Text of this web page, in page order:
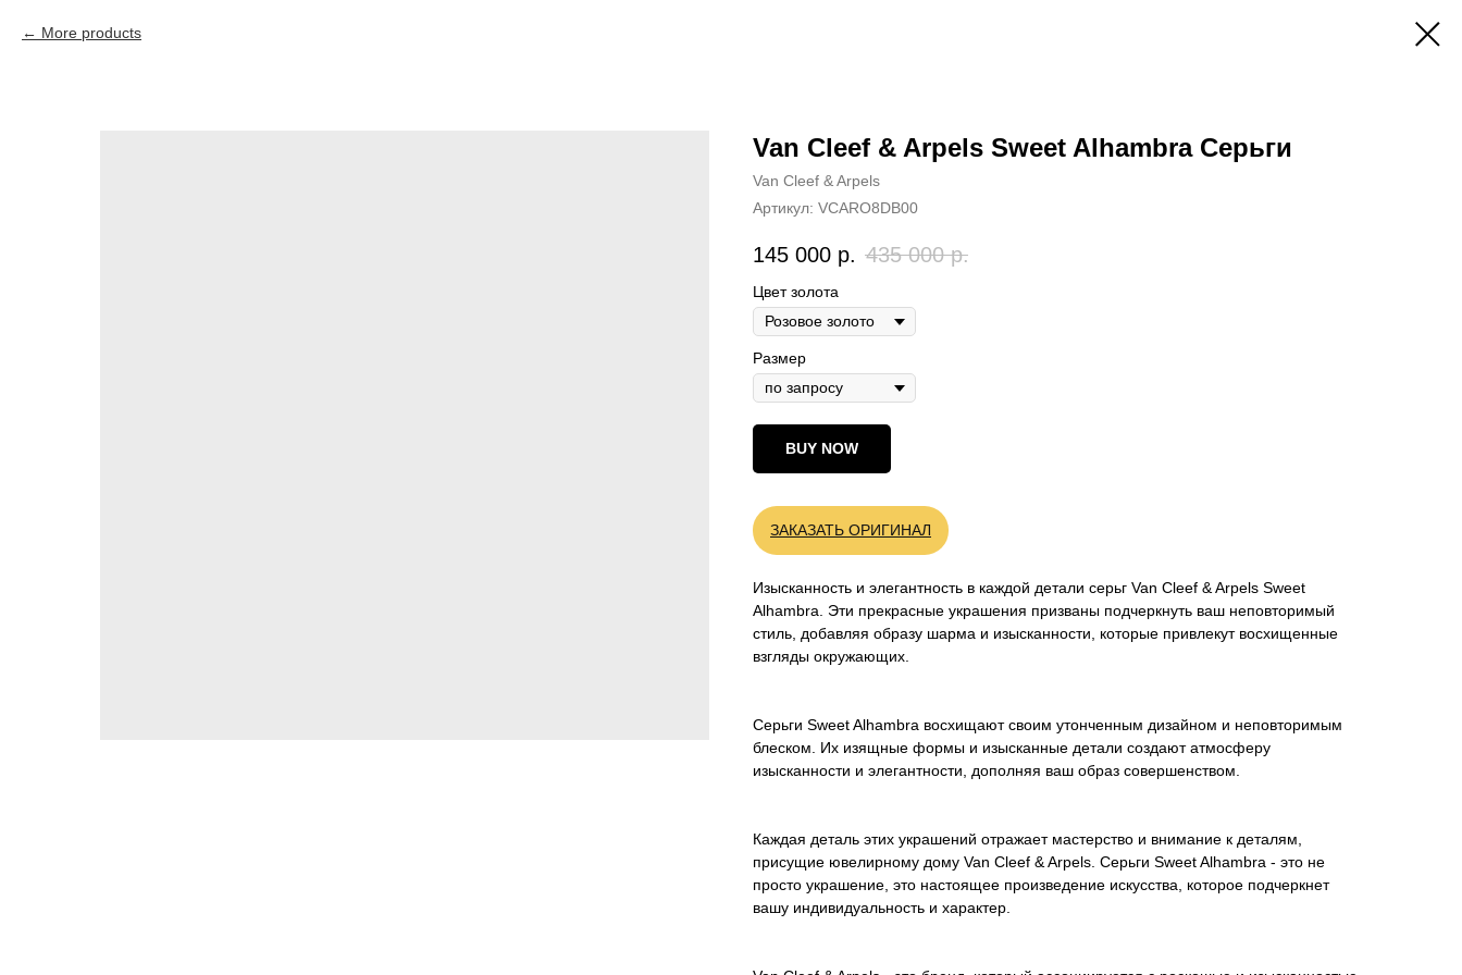
More products
Van Cleef & Arpels Sweet Alhambra Серьги
Van Cleef & Arpels
Артикул: VCARO8DB00
145 000 р. 435 000 р.
Цвет золота
Размер
BUY NOW
ЗАКАЗАТЬ ОРИГИНАЛ
Изысканность и элегантность в каждой детали серьг Van Cleef & Arpels Sweet
Alhambra. Эти прекрасные украшения призваны подчеркнуть ваш неповторимый
стиль, добавляя образу шарма и изысканности, которые привлекут восхищенные
взгляды окружающих.
Серьги Sweet Alhambra восхищают своим утонченным дизайном и неповторимым
блеском. Их изящные формы и изысканные детали создают атмосферу
изысканности и элегантности, дополняя ваш образ совершенством.
Каждая деталь этих украшений отражает мастерство и внимание к деталям,
присущие ювелирному дому Van Cleef & Arpels. Серьги Sweet Alhambra - это не
просто украшение, это настоящее произведение искусства, которое подчеркнет
вашу индивидуальность и характер.